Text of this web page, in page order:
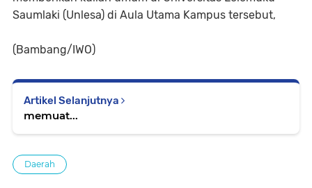
Saumlaki (Unlesa) di Aula Utama Kampus tersebut,
(Bambang/IWO)
Artikel Selanjutnya
memuat...
Daerah